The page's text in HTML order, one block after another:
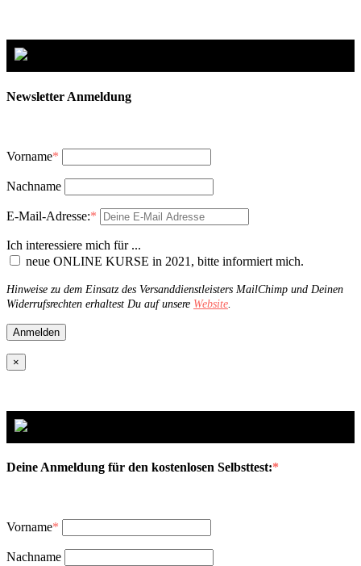
Newsletter Anmeldung
Vorname*
Nachname
E-Mail-Adresse:*
Ich interessiere mich für ...
neue ONLINE KURSE in 2021, bitte informiert mich.
Hinweise zu dem Einsatz des Versanddienstleisters MailChimp und Deinen
Widerrufsrechten erhaltest Du auf unsere Website
×
Deine Anmeldung für den kostenlosen Selbsttest:*
Vorname*
Nachname